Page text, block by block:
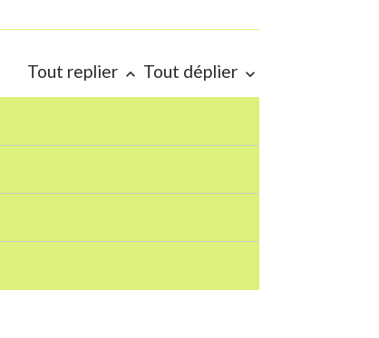
Tout replier keyboard_arrow_up Tout déplier keyboard_arrow_down